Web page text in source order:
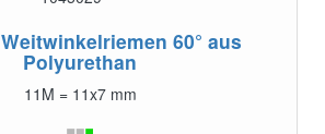
Weitwinkelriemen 60° aus
Polyurethan
11M = 11x7 mm